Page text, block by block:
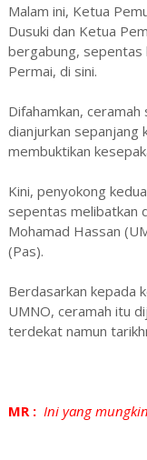
Malam ini, Ketua
Dusuki dan Ketua
bergabung, sepentas
Permai, di sini.
Difahamkan,
dianjurkan sepanjang
membuktikan
Kini, penyokong
sepentas melibatkan
Mohamad Hassan
(Pas).
Berdasarkan kepada
UMNO, ceramah itu
terdekat namun
MR :Ini yang mungkin